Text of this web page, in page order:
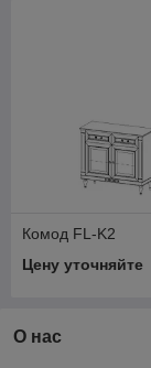
Комод FL-K2
Цену уточняйте
О нас